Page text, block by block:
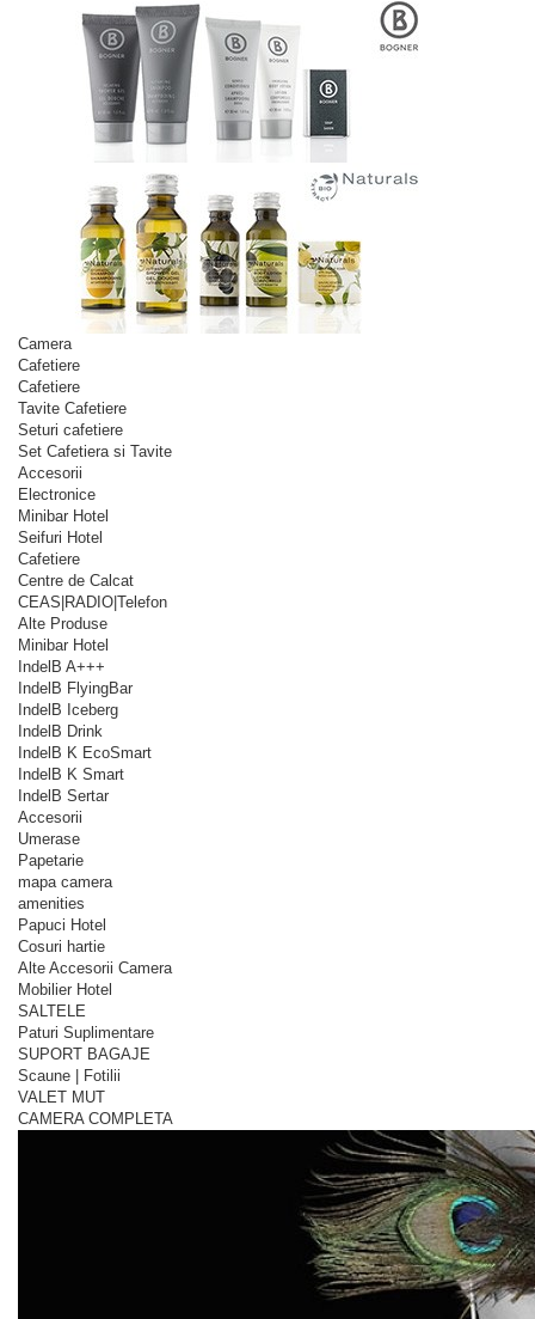
Camera
Cafetiere
Cafetiere
Tavite Cafetiere
Seturi cafetiere
Set Cafetiera si Tavite
Accesorii
Electronice
Minibar Hotel
Seifuri Hotel
Cafetiere
Centre de Calcat
CEAS|RADIO|Telefon
Alte Produse
Minibar Hotel
IndelB A+++
IndelB FlyingBar
IndelB Iceberg
IndelB Drink
IndelB K EcoSmart
IndelB K Smart
IndelB Sertar
Accesorii
Umerase
Papetarie
mapa camera
amenities
Papuci Hotel
Cosuri hartie
Alte Accesorii Camera
Mobilier Hotel
SALTELE
Paturi Suplimentare
SUPORT BAGAJE
Scaune | Fotilii
VALET MUT
CAMERA COMPLETA